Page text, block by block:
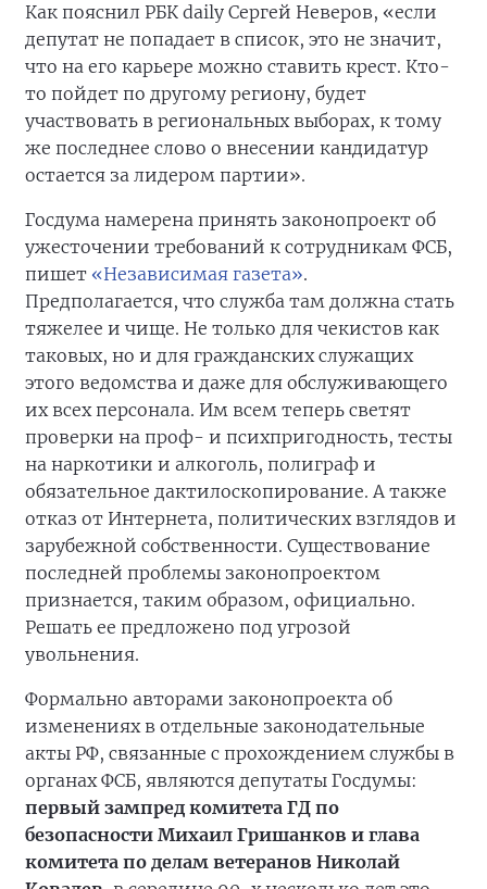
Как пояснил РБК daily Сергей Неверов, «если
депутат не попадает в список, это не значит,
что на его карьере можно ставить крест. Кто-
то пойдет по другому региону, будет
участвовать в региональных выборах, к тому
же последнее слово о внесении кандидатур
остается за лидером партии».
Госдума намерена принять законопроект об
ужесточении требований к сотрудникам ФСБ,
пишет «Независимая газета».
Предполагается, что служба там должна стать
тяжелее и чище. Не только для чекистов как
таковых, но и для гражданских служащих
этого ведомства и даже для обслуживающего
их всех персонала. Им всем теперь светят
проверки на проф- и психпригодность, тесты
на наркотики и алкоголь, полиграф и
обязательное дактилоскопирование. А также
отказ от Интернета, политических взглядов и
зарубежной собственности. Существование
последней проблемы законопроектом
признается, таким образом, официально.
Решать ее предложено под угрозой
увольнения.
Формально авторами законопроекта об
изменениях в отдельные законодательные
акты РФ, связанные с прохождением службы в
органах ФСБ, являются депутаты Госдумы:
первый зампред комитета ГД по
безопасности Михаил Гришанков и глава
комитета по делам ветеранов Николай